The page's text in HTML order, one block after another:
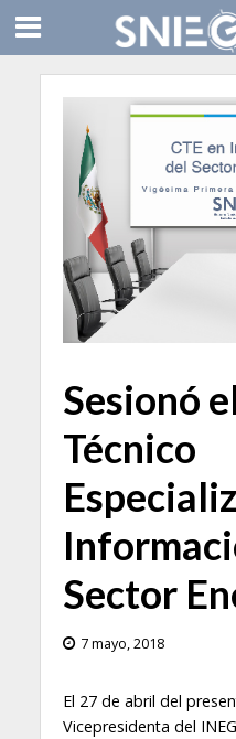
Sesionó
Técnico
Sector
7 mayo, 2018
El 27 de abril del
Vicepresidenta del